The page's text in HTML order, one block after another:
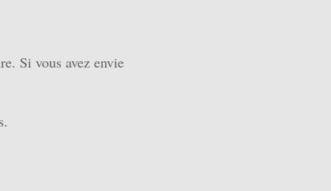
Si vous avez envie